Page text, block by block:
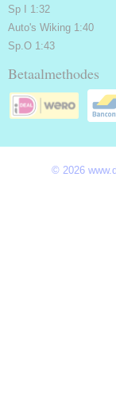
Sp I 1:32
Auto's Wiking 1:40
Sp.O 1:43
Betaalmethodes
© 2026